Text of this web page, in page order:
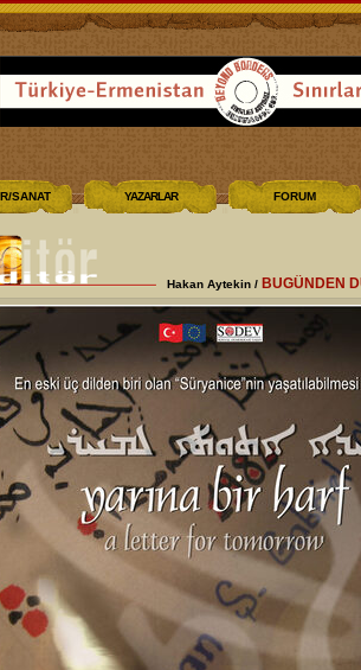
SANAT YAZARLAR FORUM
Hakan Aytekin / BUGÜNDEN